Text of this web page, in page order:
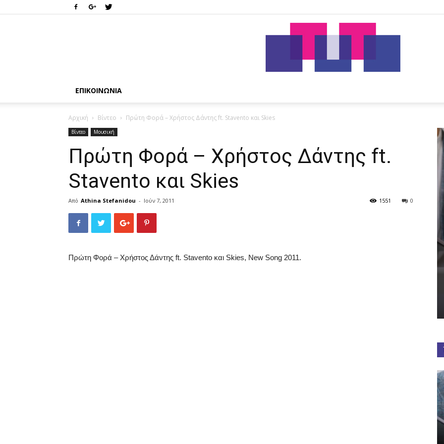
ΕΠΙΚΟΙΝΩΝΊΑ
Αρχική Βίντεο Πρώτη Φορά – Χρήστος Δάντης ft. Stavento και Skies
Βίντεο Μουσική
Πρώτη Φορά – Χρήστος Δάντης ft.
Stavento και Skies
Από Athina Stefanidou - Ιούν 7, 2011 0
1551
Πρώτη Φορά – Χρήστος Δάντης ft. Stavento και Skies, New Song 2011.